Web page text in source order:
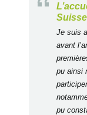
Suisse
Je suis
avant
pu ainsi
pu